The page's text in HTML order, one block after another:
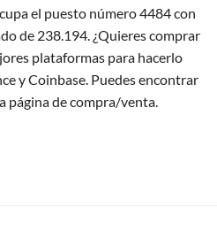
el puesto número 4484 con
de 238.194. ¿Quieres comprar
plataformas para hacerlo
y Coinbase. Puedes encontrar
página de compra/venta.